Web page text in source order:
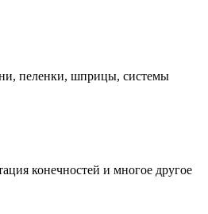
пеленки, шприцы, системы
конечностей и многое другое